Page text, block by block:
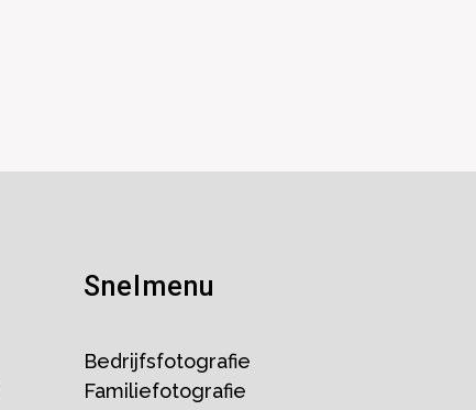
Snelmenu
Bedrijfsfotografie
Familiefotografie